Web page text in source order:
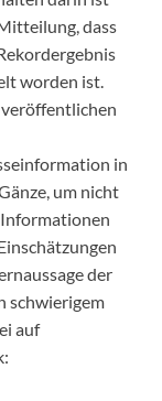
dass
worden ist.
in
um nicht
der
schwierigem
auf